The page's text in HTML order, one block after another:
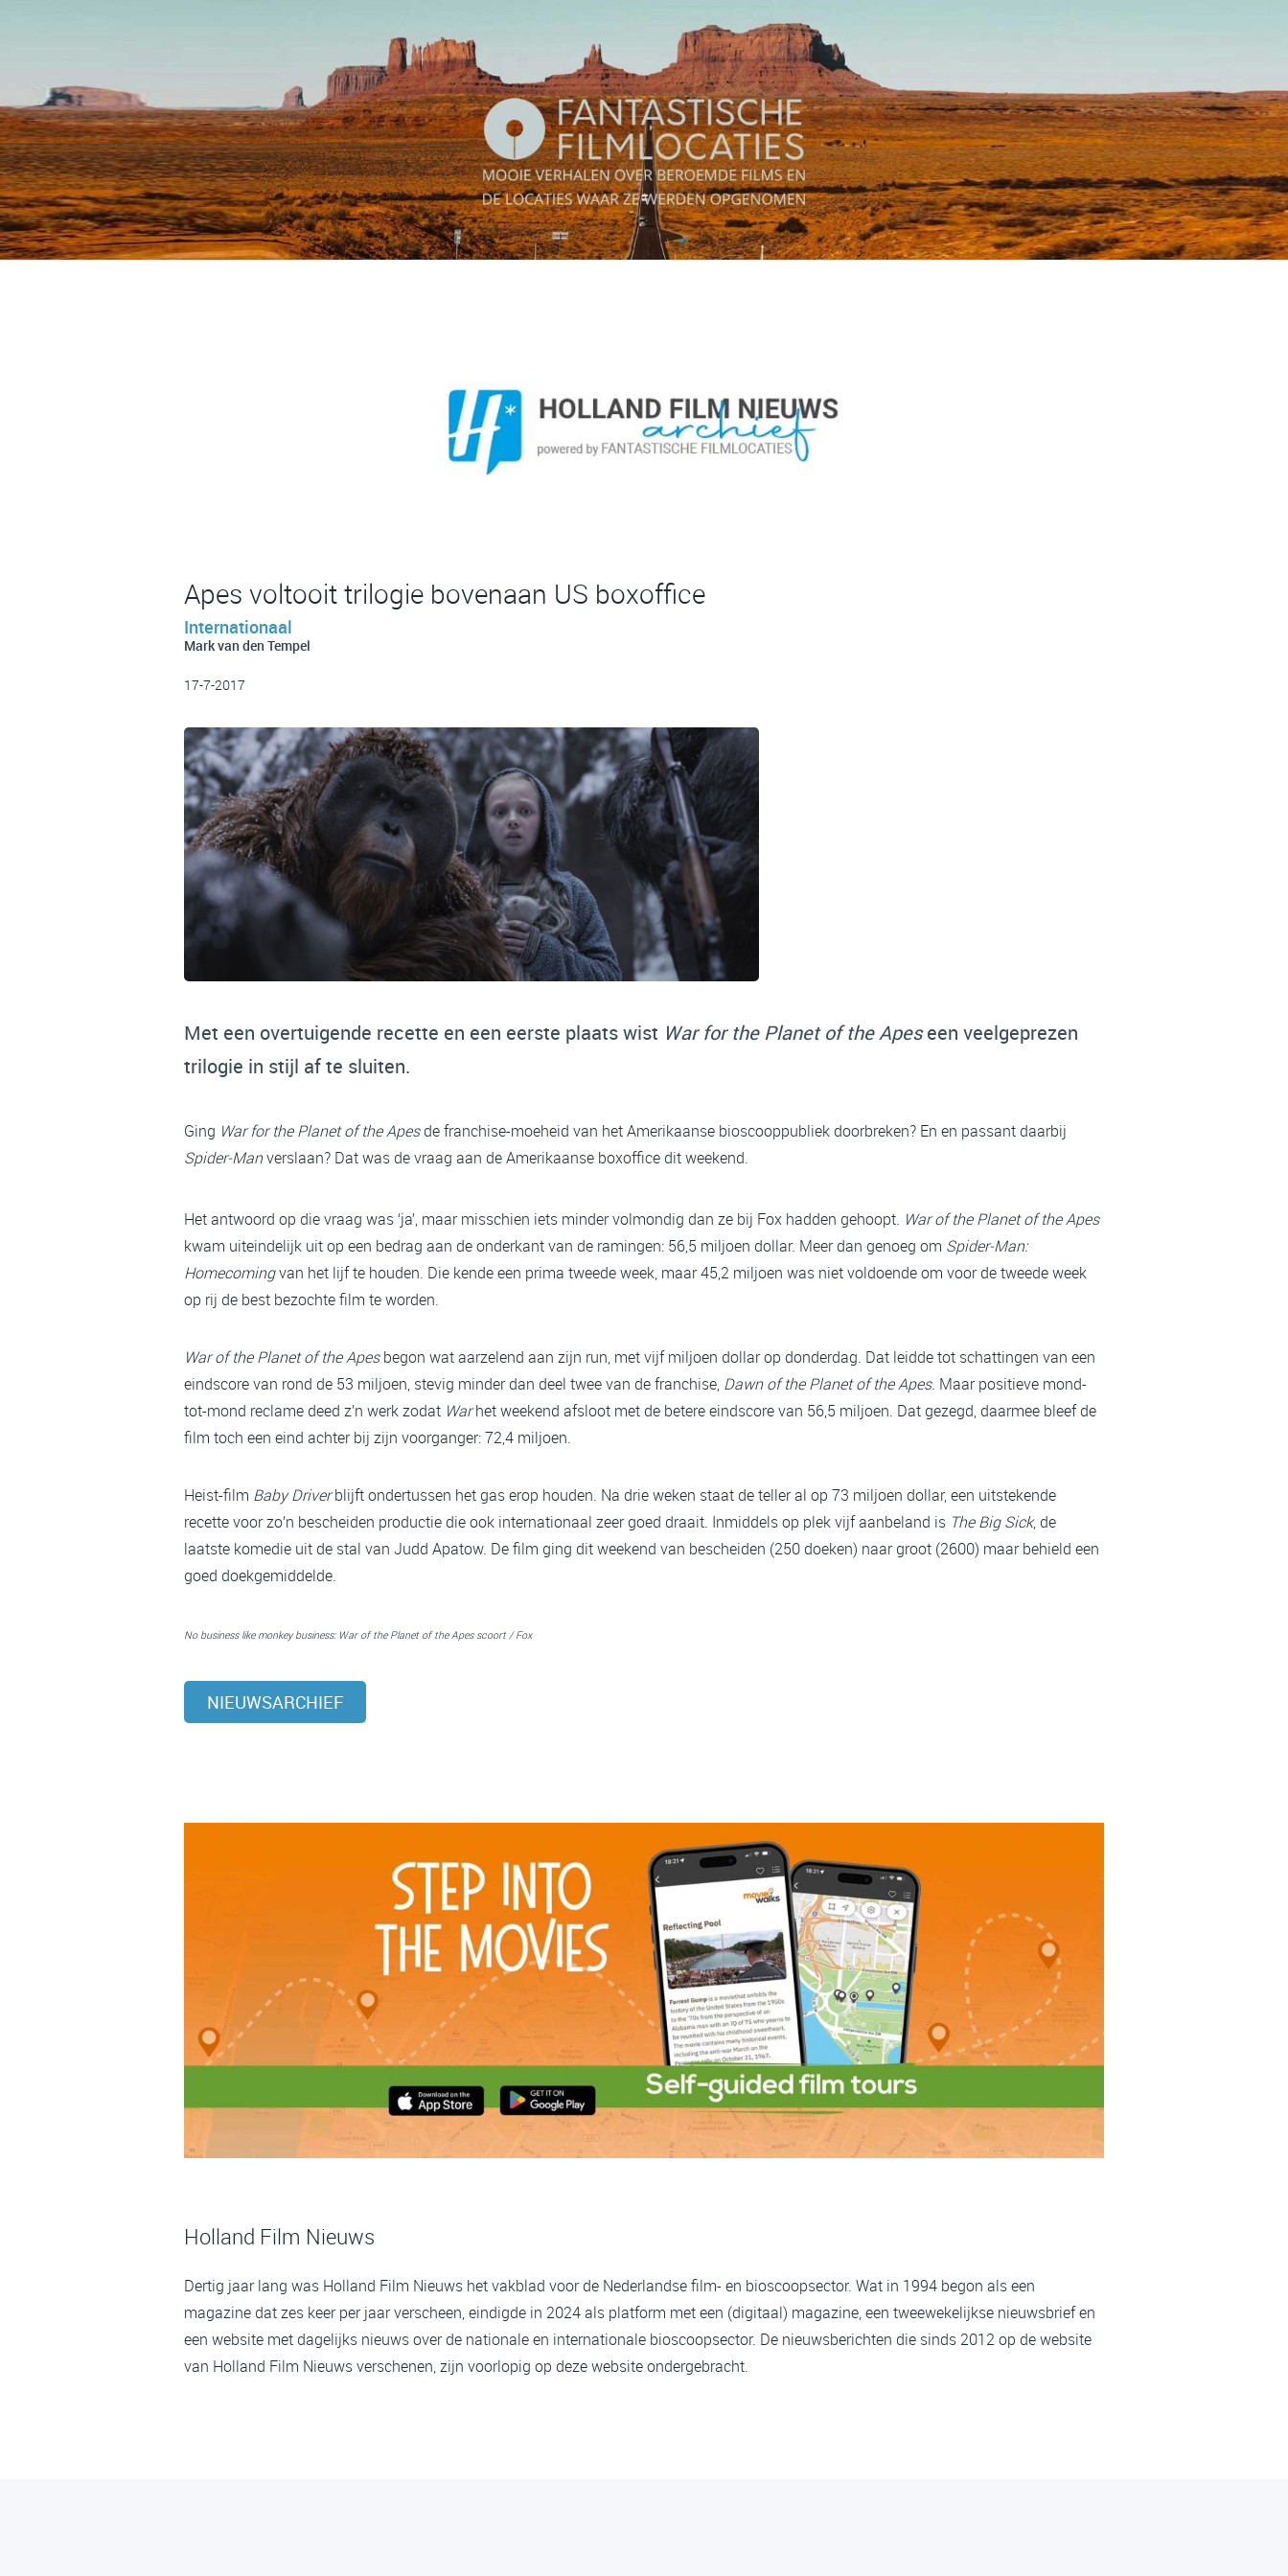
Apes voltooit trilogie bovenaan US boxoffice
Internationaal
Mark van den Tempel
17-7-2017
Met een overtuigende recette en een eerste plaats wist War for the Planet of the Apeseen veelgeprezen
trilogie in stijl af te sluiten.
Ging War for the Planet of the Apesde franchise-moeheid van het Amerikaanse bioscooppubliek doorbreken? En en passant daarbij
Spider-Manverslaan? Dat was de vraag aan de Amerikaanse boxoffice dit weekend.
Het antwoord op die vraag was ‘ja’, maar misschien iets minder volmondig dan ze bij Fox hadden gehoopt. War of the Planet of the Apes
kwam uiteindelijk uit op een bedrag aan de onderkant van de ramingen: 56,5 miljoen dollar. Meer dan genoeg om Spider-Man:
Homecomingvan het lijf te houden. Die kende een prima tweede week, maar 45,2 miljoen was niet voldoende om voor de tweede week
op rij de best bezochte film te worden.
War of the Planet of the Apesbegon wat aarzelend aan zijn run, met vijf miljoen dollar op donderdag. Dat leidde tot schattingen van een
eindscore van rond de 53 miljoen, stevig minder dan deel twee van de franchise, Dawn of the Planet of the Apes. Maar positieve mond-
tot-mond reclame deed z’n werk zodat Warhet weekend afsloot met de betere eindscore van 56,5 miljoen. Dat gezegd, daarmee bleef de
film toch een eind achter bij zijn voorganger: 72,4 miljoen.
Heist-film Baby Driverblijft ondertussen het gas erop houden. Na drie weken staat de teller al op 73 miljoen dollar, een uitstekende
recette voor zo’n bescheiden productie die ook internationaal zeer goed draait. Inmiddels op plek vijf aanbeland is The Big Sick, de
laatste komedie uit de stal van Judd Apatow. De film ging dit weekend van bescheiden (250 doeken) naar groot (2600) maar behield een
goed doekgemiddelde.
No business like monkey business: War of the Planet of the Apes scoort / Fox
NIEUWSARCHIEF
Holland Film Nieuws
Dertig jaar lang was Holland Film Nieuws het vakblad voor de Nederlandse film- en bioscoopsector. Wat in 1994 begon als een
magazine dat zes keer per jaar verscheen, eindigde in 2024 als platform met een (digitaal) magazine, een tweewekelijkse nieuwsbrief en
een website met dagelijks nieuws over de nationale en internationale bioscoopsector. De nieuwsberichten die sinds 2012 op de website
van Holland Film Nieuws verschenen, zijn voorlopig op deze website ondergebracht.